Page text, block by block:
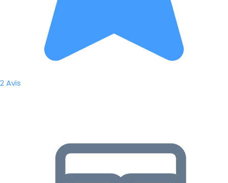
2 Avis